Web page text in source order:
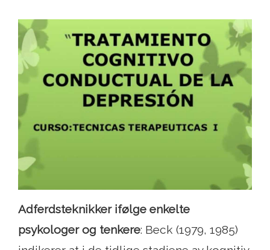
Adferdsteknikker ifølge enkelte
psykologer og tenkere: Beck (1979, 1985)